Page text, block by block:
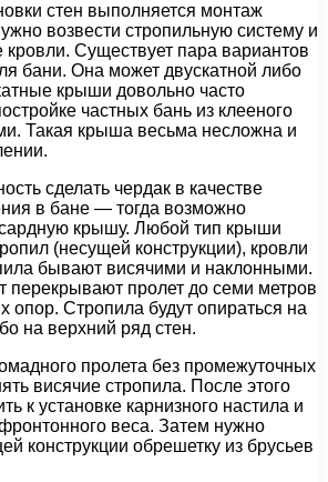
стен выполняется монтаж
возвести стропильную систему и
кровли. Существует пара вариантов
бани. Она может двускатной либо
крыши довольно часто
частных бань из клееного
Такая крыша весьма несложна и
сделать чердак в качестве
в бане — тогда возможно
крышу. Любой тип крыши
(несущей конструкции), кровли
бывают висячими и наклонными.
перекрывают пролет до семи метров
опор. Стропила будут опираться на
на верхний ряд стен.
пролета без промежуточных
висячие стропила. После этого
к установке карнизного настила и
веса. Затем нужно
конструкции обрешетку из брусьев